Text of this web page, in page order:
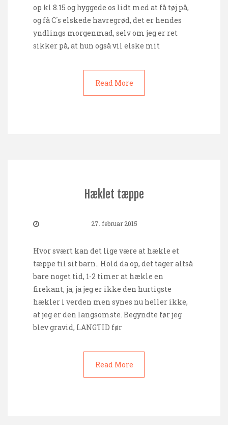
op kl 8.15 og hyggede os lidt med at få tøj på,
og få C´s elskede havregrød, det er hendes
yndlings morgenmad, selv om jeg er ret
sikker på, at hun også vil elske mit
Read More
Hæklet tæppe
27. februar 2015
Hvor svært kan det lige være at hækle et
tæppe til sit barn.. Hold da op, det tager altså
bare noget tid, 1-2 timer at hækle en
firekant, ja, ja jeg er ikke den hurtigste
hækler i verden men synes nu heller ikke,
at jeg er den langsomste. Begyndte før jeg
blev gravid, LANGTID før
Read More